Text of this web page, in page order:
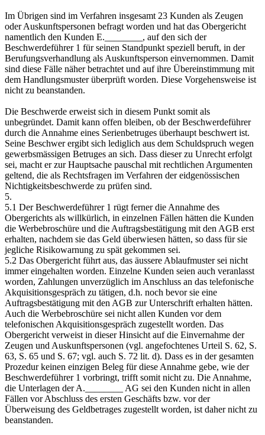
Im Übrigen sind im Verfahren insgesamt 23 Kunden als Zeugen
oder Auskunftspersonen befragt worden und hat das Obergericht
namentlich den Kunden E.________, auf den sich der
Beschwerdeführer 1 für seinen Standpunkt speziell beruft, in der
Berufungsverhandlung als Auskunftsperson einvernommen. Damit
sind diese Fälle näher betrachtet und auf ihre Übereinstimmung mit
dem Handlungsmuster überprüft worden. Diese Vorgehensweise ist
nicht zu beanstanden.
Die Beschwerde erweist sich in diesem Punkt somit als
unbegründet. Damit kann offen bleiben, ob der Beschwerdeführer
durch die Annahme eines Serienbetruges überhaupt beschwert ist.
Seine Beschwer ergibt sich lediglich aus dem Schuldspruch wegen
gewerbsmässigen Betruges an sich. Dass dieser zu Unrecht erfolgt
sei, macht er zur Hauptsache pauschal mit rechtlichen Argumenten
geltend, die als Rechtsfragen im Verfahren der eidgenössischen
Nichtigkeitsbeschwerde zu prüfen sind.
5.
5.1 Der Beschwerdeführer 1 rügt ferner die Annahme des
Obergerichts als willkürlich, in einzelnen Fällen hätten die Kunden
die Werbebroschüre und die Auftragsbestätigung mit den AGB erst
erhalten, nachdem sie das Geld überwiesen hätten, so dass für sie
jegliche Risikowarnung zu spät gekommen sei.
5.2 Das Obergericht führt aus, das äussere Ablaufmuster sei nicht
immer eingehalten worden. Einzelne Kunden seien auch veranlasst
worden, Zahlungen unverzüglich im Anschluss an das telefonische
Akquisitionsgespräch zu tätigen, d.h. noch bevor sie eine
Auftragsbestätigung mit den AGB zur Unterschrift erhalten hätten.
Auch die Werbebroschüre sei nicht allen Kunden vor dem
telefonischen Akquisitionsgespräch zugestellt worden. Das
Obergericht verweist in dieser Hinsicht auf die Einvernahme der
Zeugen und Auskunftspersonen (vgl. angefochtenes Urteil S. 62, S.
63, S. 65 und S. 67; vgl. auch S. 72 lit. d). Dass es in der gesamten
Prozedur keinen einzigen Beleg für diese Annahme gebe, wie der
Beschwerdeführer 1 vorbringt, trifft somit nicht zu. Die Annahme,
die Unterlagen der A.________ AG sei den Kunden nicht in allen
Fällen vor Abschluss des ersten Geschäfts bzw. vor der
Überweisung des Geldbetrages zugestellt worden, ist daher nicht zu
beanstanden.